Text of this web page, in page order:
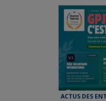
ACTUS DES